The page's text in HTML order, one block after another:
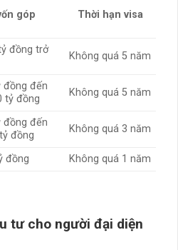
góp Thời hạn visa
đồng trở
Không quá 5 năm
đồng đến
tỷ đồng
Không quá 5 năm
đồng đến
đồng
Không quá 3 năm
đồng Không quá 1 năm
tư cho người đại diện